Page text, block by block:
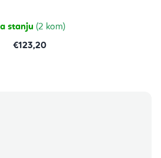
stanju (2 kom)
€123,20